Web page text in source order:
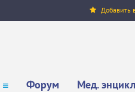
Добавить
Форум Мед.